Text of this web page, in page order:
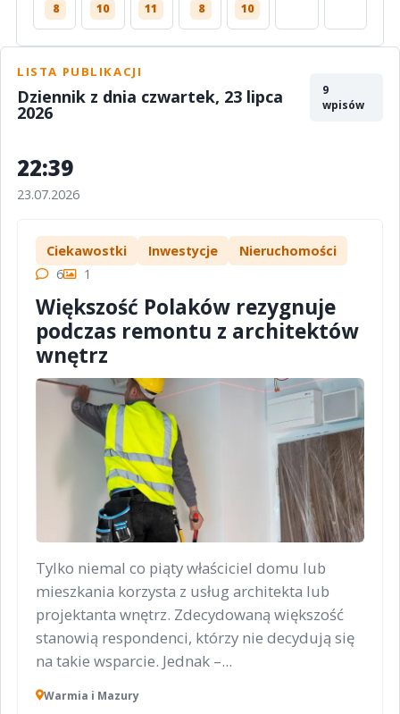
8 10 11 8 10
LISTA PUBLIKACJI
Dziennik z dnia czwartek, 23 lipca
2026
9
wpisów
22:39
23.07.2026
Ciekawostki Inwestycje
Nieruchomości
6
1
Większość Polaków rezygnuje
podczas remontu z architektów
wnętrz
Tylko niemal co piąty właściciel domu lub
mieszkania korzysta z usług architekta lub
projektanta wnętrz. Zdecydowaną większość
stanowią respondenci, którzy nie decydują się
na takie wsparcie. Jednak –...
Warmia i Mazury